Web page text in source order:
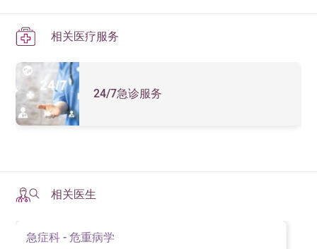
相关医疗服务
24/7急诊服务
相关医生
急症科 - 危重病学